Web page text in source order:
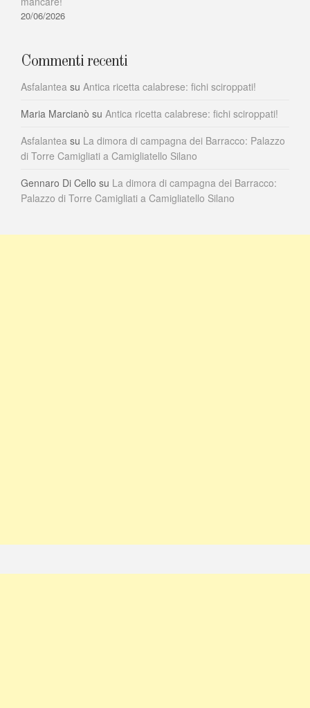
20/06/2026
Commenti recenti
Asfalantea su Antica ricetta calabrese: fichi sciroppati!
Maria Marcianò su Antica ricetta calabrese: fichi sciroppati!
Asfalantea su La dimora di campagna dei Barracco: Palazzo
di Torre Camigliati a Camigliatello Silano
Gennaro Di Cello su La dimora di campagna dei Barracco:
Palazzo di Torre Camigliati a Camigliatello Silano